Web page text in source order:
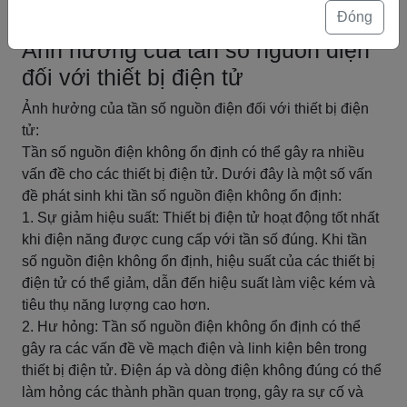
Ảnh hưởng của tần số nguồn điện
đối với thiết bị điện tử
Ảnh hưởng của tần số nguồn điện đối với thiết bị điện
tử:
Tần số nguồn điện không ổn định có thể gây ra nhiều
vấn đề cho các thiết bị điện tử. Dưới đây là một số vấn
đề phát sinh khi tần số nguồn điện không ổn định:
1. Sự giảm hiệu suất: Thiết bị điện tử hoạt động tốt nhất
khi điện năng được cung cấp với tần số đúng. Khi tần
số nguồn điện không ổn định, hiệu suất của các thiết bị
điện tử có thể giảm, dẫn đến hiệu suất làm việc kém và
tiêu thụ năng lượng cao hơn.
2. Hư hỏng: Tần số nguồn điện không ổn định có thể
gây ra các vấn đề về mạch điện và linh kiện bên trong
thiết bị điện tử. Điện áp và dòng điện không đúng có thể
làm hỏng các thành phần quan trọng, gây ra sự cố và
Đóng